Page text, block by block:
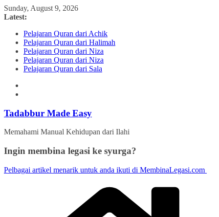
Skip
to
Sunday, August 9, 2026
Latest:
Pelajaran Quran dari Achik
Pelajaran Quran dari Halimah
Pelajaran Quran dari Niza
Pelajaran Quran dari Niza
Pelajaran Quran dari Sala
Tadabbur Made Easy
Memahami Manual Kehidupan dari Ilahi
Ingin membina legasi ke syurga?
Pelbagai artikel menarik untuk anda ikuti di MembinaLegasi.com